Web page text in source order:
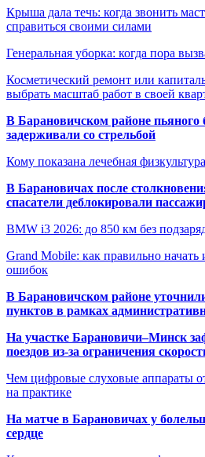
Крыша дала течь: когда звонить
справиться своими силами
Генеральная уборка: когда пора
Косметический ремонт или
выбрать масштаб работ в своей
В Барановичском районе пьяного
задерживали со стрельбой
Кому показана лечебная
В Барановичах после
спасатели деблокировали
BMW i3 2026: до 850 км без
Grand Mobile: как правильно
ошибок
В Барановичском районе
пунктов в рамках
На участке Барановичи–Минск
поездов из-за ограничения
Чем цифровые слуховые аппараты
на практике
На матче в Барановичах у
сердце